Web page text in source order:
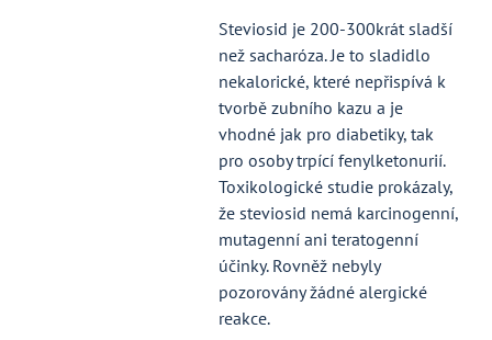
Steviosid je 200-300krát sladší
než sacharóza. Je to sladidlo
nekalorické, které nepřispívá k
tvorbě zubního kazu a je
vhodné jak pro diabetiky, tak
pro osoby trpící fenylketonurií.
Toxikologické studie prokázaly,
že steviosid nemá karcinogenní,
mutagenní ani teratogenní
účinky. Rovněž nebyly
pozorovány žádné alergické
reakce.